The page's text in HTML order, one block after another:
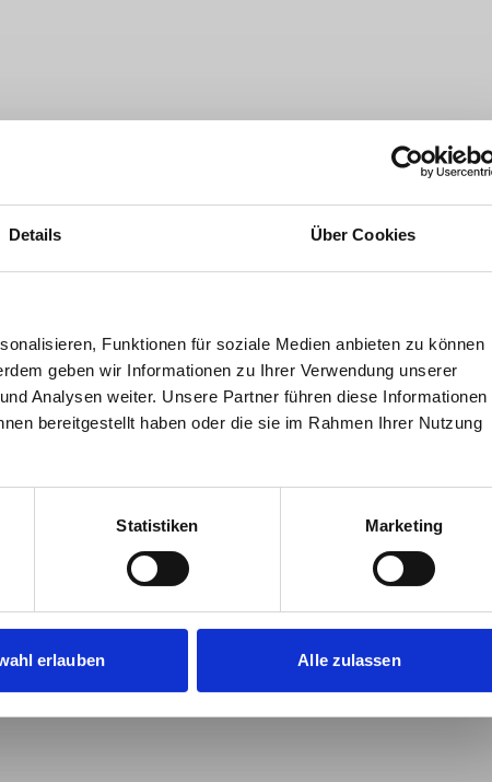
Details Über Cookies
Funktionen für soziale Medien anbieten zu können
geben wir Informationen zu Ihrer Verwendung unserer
Analysen weiter. Unsere Partner führen diese Informationen
bereitgestellt haben oder die sie im Rahmen Ihrer Nutzung
Statistiken Marketing
erlauben Alle zulassen